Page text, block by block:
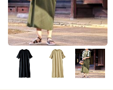
カーテン・ラグ・ファブリック
制服・学生服
ジュニア・ティーンズ下着
大きいサイズ通販すべて
大きいサイズ レディース服
大きいサイズ レディース下着
バーゲン
バーゲンセール
シークレットセール
詳細検索
商品カテゴリ一覧
口コミ
レディースサ